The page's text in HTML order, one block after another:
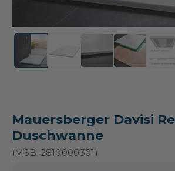
Mauersberger Davisi
Duschwanne
(MSB-2810000301)